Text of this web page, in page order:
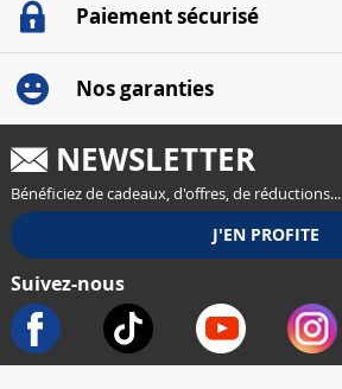
Paiement sécurisé
Nos garanties
NEWSLETTER
Bénéficiez de cadeaux, d'offres, de réductions...
Suivez-nous